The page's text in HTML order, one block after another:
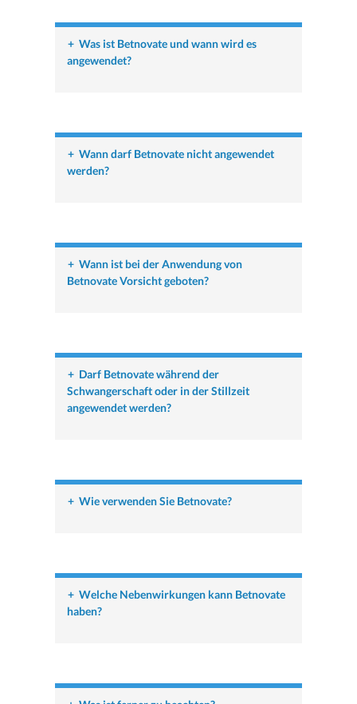
+ Was ist Betnovate und wann wird es
angewendet?
+ Wann darf Betnovate nicht angewendet
werden?
+ Wann ist bei der Anwendung von
Betnovate Vorsicht geboten?
+ Darf Betnovate während der
Schwangerschaft oder in der Stillzeit
angewendet werden?
+ Wie verwenden Sie Betnovate?
+ Welche Nebenwirkungen kann Betnovate
haben?